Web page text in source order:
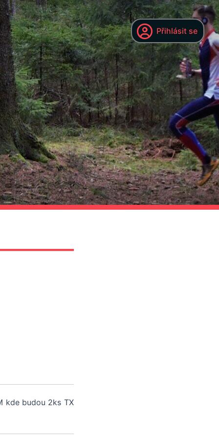
Přihlásit se
kde budou 2ks TX